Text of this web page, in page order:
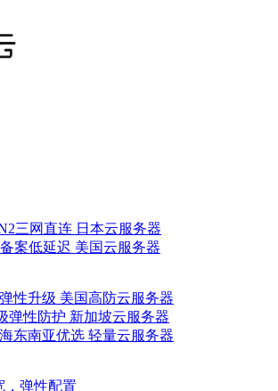
三网直连 日本云服务器
案低延迟 美国云服务器
性升级 美国高防云服务器
弹性防护 新加坡云服务器
东南亚优选 轻量云服务器
，弹性配置